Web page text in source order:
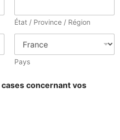
État / Province / Région
Pays
concernant vos